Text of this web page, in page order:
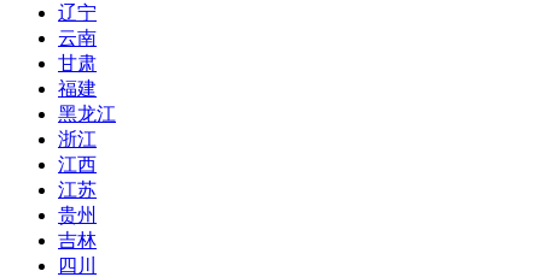
辽宁
云南
甘肃
福建
黑龙江
浙江
江西
江苏
贵州
吉林
四川